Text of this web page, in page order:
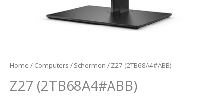
Home / Computers / Schermen / Z27 (2TB68A4#ABB)
Z27 (2TB68A4#ABB)